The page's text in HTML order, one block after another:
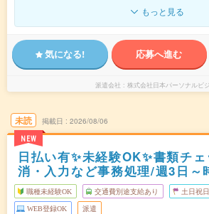
もっと見る
気になる! 応募へ進む
派遣会社 株式会社日本パーソナルビ
未読
NEW
掲載日 2026/08/06
日払い有✨未経験OK✨書類チ
消・入力など事務処理/週3日～
職種未経験OK 交通費別途支給あり 土日祝
WEB登録OK 派遣